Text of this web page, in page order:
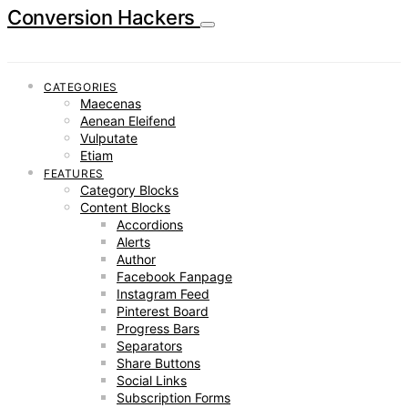
Conversion Hackers
CATEGORIES
Maecenas
Aenean Eleifend
Vulputate
Etiam
FEATURES
Category Blocks
Content Blocks
Accordions
Alerts
Author
Facebook Fanpage
Instagram Feed
Pinterest Board
Progress Bars
Separators
Share Buttons
Social Links
Subscription Forms